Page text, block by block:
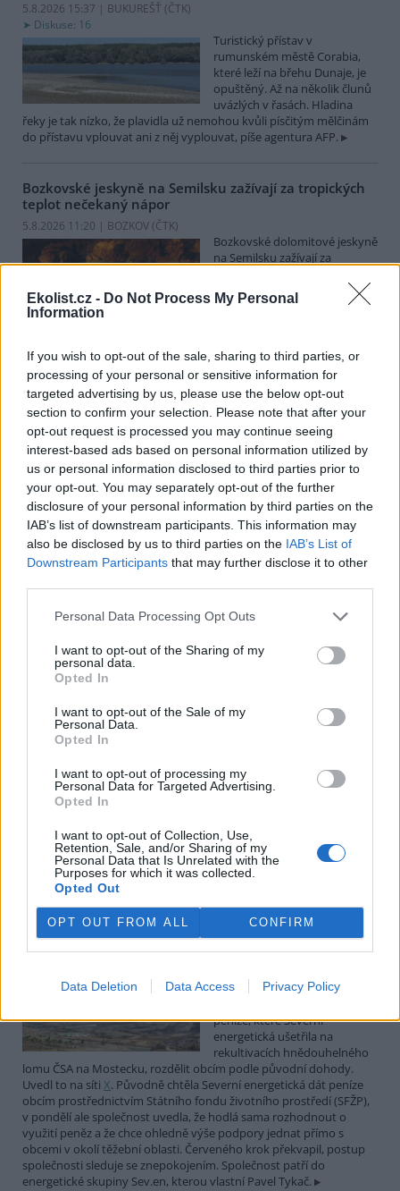
Ekolist.cz - Do Not Process My Personal
Information
If you wish to opt-out of the sale, sharing to third parties, or
processing of your personal or sensitive information for
targeted advertising by us, please use the below opt-out
section to confirm your selection. Please note that after your
opt-out request is processed you may continue seeing
interest-based ads based on personal information utilized by
us or personal information disclosed to third parties prior to
your opt-out. You may separately opt-out of the further
disclosure of your personal information by third parties on the
IAB’s list of downstream participants. This information may
also be disclosed by us to third parties on the IAB’s List of
Downstream Participants that may further disclose it to other
Personal Data Processing Opt Outs
I want to opt-out of the Sharing of my
personal data.
Opted In
I want to opt-out of the Sale of my
Personal Data.
Opted In
I want to opt-out of processing my
Personal Data for Targeted Advertising.
Opted In
I want to opt-out of Collection, Use,
Retention, Sale, and/or Sharing of my
Personal Data that Is Unrelated with the
Purposes for which it was collected.
Opted Out
OPT OUT FROM ALL CONFIRM
Data Deletion Data Access Privacy Policy
5.8.2026 15:37 | BUKUREŠŤ (ČTK)
Diskuse: 16
Turistický přístav v
rumunském městě Corabia,
které leží na břehu Dunaje, je
opuštěný. Až na několik člunů
uvázlých v řasách. Hladina
řeky je tak nízko, že plavidla už nemohou kvůli písčitým mělčinám
do přístavu vplouvat ani z něj vyplouvat, píše agentura AFP.
Bozkovské jeskyně na Semilsku zažívají za tropických
teplot nečekaný nápor
5.8.2026 11:20 | BOZKOV (ČTK)
Bozkovské dolomitové jeskyně
na Semilsku zažívají za
nečekaný nápor. Jde sice o
jedno z nejchladnějších míst v
Libereckém kraji, které má stálou teplotu mezi 7,5 až devíti stupni
Dušana Milky k nim lidé přicházeli spíše v době, když bylo nevlídno.
V pěti zemích Amazonie zatkli stovky lidí kvůli
environmentální kriminalitě
5.8.2026 10:34 | BOGOTÁ (ČTK)
Policisté v pěti zemích ležících
v Amazonii pozatýkali stovky
lidí a zabavili dřevo, minerály i
zvířata v hodnotě přes 280
milionů dolarů (kolem 5,9
miliard korun) při jednom z největších koordinovaných zásahů
proti environmentální kriminalitě v největším deštném pralese
světa. Napsala to agentura AP, podle níž se do operace nazvané
Potok Bylanka v Pardubicích vyschl. Městský obvod
chce, aby Povodí Labe vyčistilo koryto
5.8.2026 10:26 | PARDUBICE (ČTK)
Diskuse: 1
průtoků a suchého počasí
vyschl. Městský obvod VI chce
Povodí Labe. Organizace ale požadavek odmítla s tím, že údržbu
dělala už v červnu a další zásah v tuto chvíli neplánuje, zjistila ČTK.
Červený chce peníze ušetřené za rekultivaci rozdělit
obcím podle původní dohody
5.8.2026 01:29 (ČTK)
Ministr životního prostředí
peníze, které Severní
energetická ušetřila na
rekultivacích hnědouhelného
lomu ČSA na Mostecku, rozdělit obcím podle původní dohody.
Uvedl to na síti X. Původně chtěla Severní energetická dát peníze
obcím prostřednictvím Státního fondu životního prostředí (SFŽP),
v pondělí ale společnost uvedla, že hodlá sama rozhodnout o
využití peněz a že chce ohledně výše podpory jednat přímo s
obcemi v okolí těžební oblasti. Červeného krok překvapil, postup
společnosti sleduje se znepokojením. Společnost patří do
energetické skupiny Sev.en, kterou vlastní Pavel Tykač.